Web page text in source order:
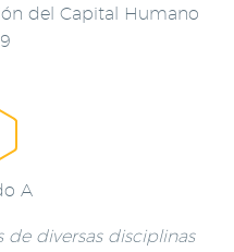
del Capital Humano
A
de diversas disciplinas